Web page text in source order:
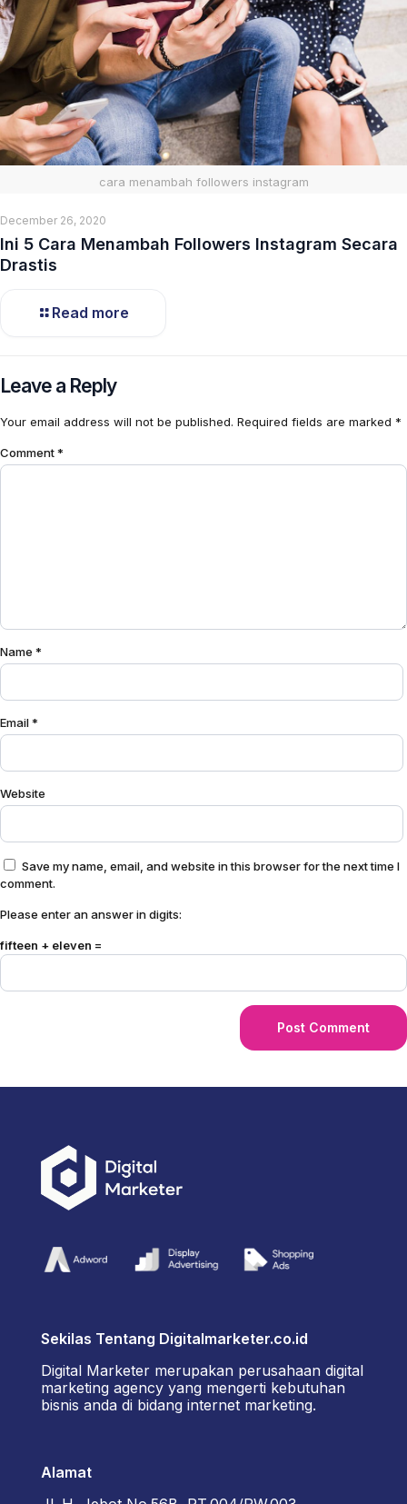
cara menambah followers instagram
December 26, 2020
Ini 5 Cara Menambah Followers Instagram Secara
Drastis
Read more
Leave a Reply
Your email address will not be published. Required fields are marked *
Comment*
Name *
Email*
Website
Save my name, email, and website in this browser for the next time I
comment.
Please enter an answer in digits:
fifteen + eleven =
Sekilas Tentang Digitalmarketer.co.id
Digital Marketer merupakan perusahaan digital
marketing agency yang mengerti kebutuhan
bisnis anda di bidang internet marketing.
Alamat